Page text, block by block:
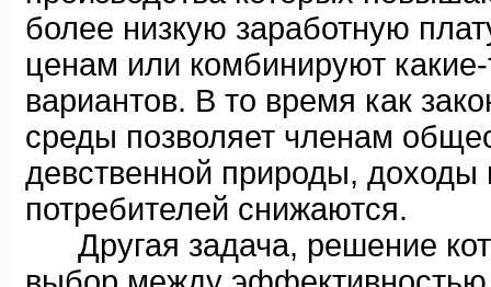
более низкую заработную
ценам или комбинируют
вариантов. В то время как
среды позволяет членам
девственной природы,
потребителей снижаются.
Другая задача, решение